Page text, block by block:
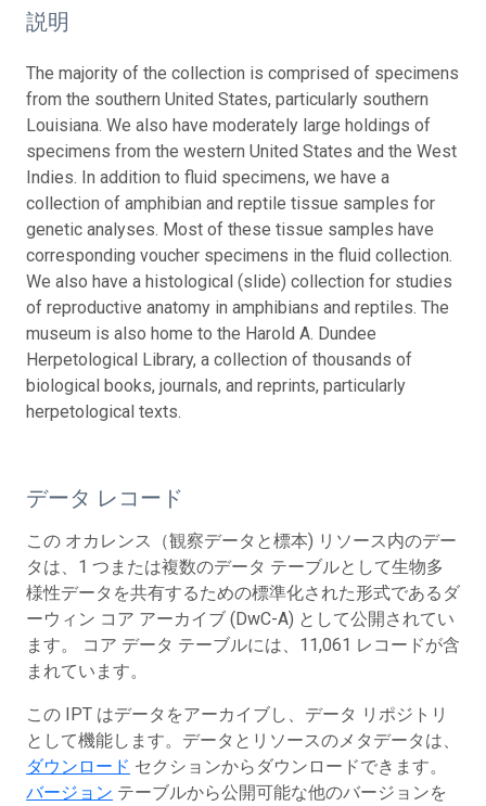
説明
The majority of the collection is comprised of specimens
from the southern United States, particularly southern
Louisiana. We also have moderately large holdings of
specimens from the western United States and the West
Indies. In addition to fluid specimens, we have a
collection of amphibian and reptile tissue samples for
genetic analyses. Most of these tissue samples have
corresponding voucher specimens in the fluid collection.
We also have a histological (slide) collection for studies
of reproductive anatomy in amphibians and reptiles. The
museum is also home to the Harold A. Dundee
Herpetological Library, a collection of thousands of
biological books, journals, and reprints, particularly
herpetological texts.
データ レコード
この オカレンス（観察データと標本) リソース内のデー
タは、1 つまたは複数のデータ テーブルとして生物多
様性データを共有するための標準化された形式であるダ
ーウィン コア アーカイブ (DwC-A) として公開されてい
ます。 コア データ テーブルには、11,061 レコードが含
まれています。
この IPT はデータをアーカイブし、データ リポジトリ
として機能します。データとリソースのメタデータは、
ダウンロード セクションからダウンロードできます。
バージョン テーブルから公開可能な他のバージョンを